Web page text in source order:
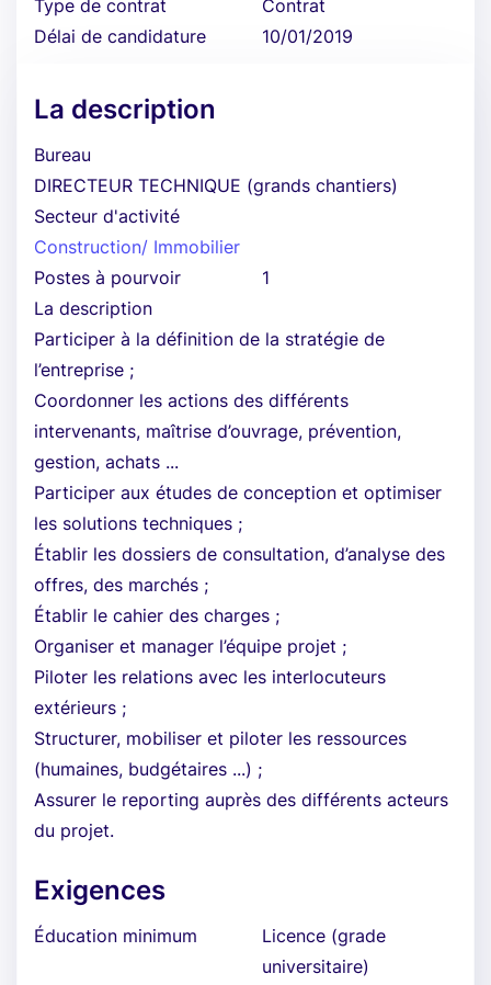
Type de contrat
Contrat
Délai de candidature
10/01/2019
La description
Bureau
DIRECTEUR TECHNIQUE (grands chantiers)
Secteur d'activité
Construction/ Immobilier
Postes à pourvoir
1
La description
Participer à la définition de la stratégie de
l’entreprise ;
Coordonner les actions des différents
intervenants, maîtrise d’ouvrage, prévention,
gestion, achats ...
Participer aux études de conception et optimiser
les solutions techniques ;
Établir les dossiers de consultation, d’analyse des
offres, des marchés ;
Établir le cahier des charges ;
Organiser et manager l’équipe projet ;
Piloter les relations avec les interlocuteurs
extérieurs ;
Structurer, mobiliser et piloter les ressources
(humaines, budgétaires ...) ;
Assurer le reporting auprès des différents acteurs
du projet.
Exigences
Éducation minimum
Licence (grade
universitaire)